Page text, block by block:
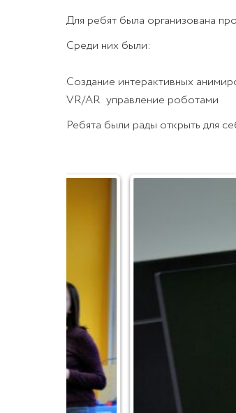
Для ребят была организована
Среди них были:
Создание интерактивных
VR/AR управление роботами
Ребята были рады открыть для